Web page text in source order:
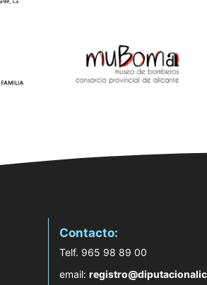
Contacto:
Telf. 965 98 89 00
email: